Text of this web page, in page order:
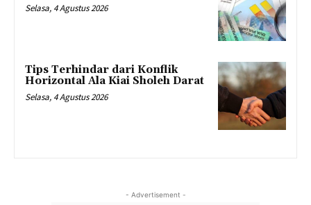
Selasa, 4 Agustus 2026
Tips Terhindar dari Konflik
Horizontal Ala Kiai Sholeh Darat
Selasa, 4 Agustus 2026
- Advertisement -